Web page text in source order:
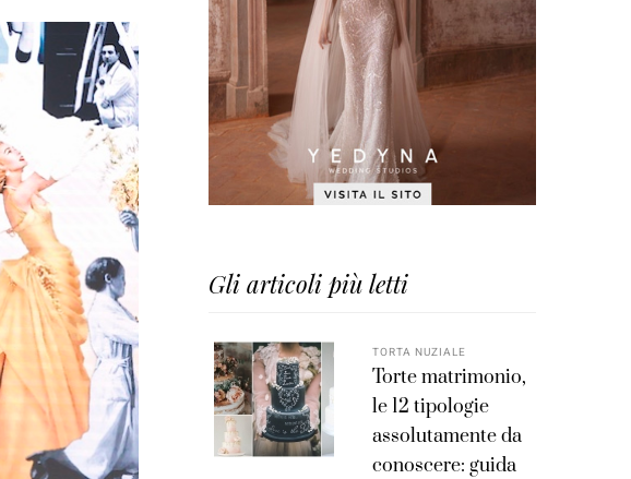
Gli articoli più letti
TORTA NUZIALE
Torte matrimonio,
le 12 tipologie
assolutamente da
conoscere: guida